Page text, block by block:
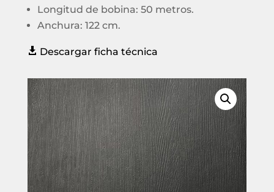
Longitud de bobina: 50 metros.
Anchura: 122 cm.
 Descargar ficha técnica